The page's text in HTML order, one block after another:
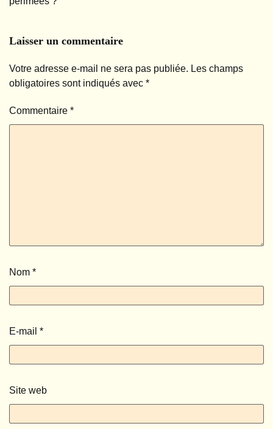
Laisser un commentaire
Votre adresse e-mail ne sera pas publiée. Les champs
obligatoires sont indiqués avec *
Commentaire *
Nom *
E-mail *
Site web